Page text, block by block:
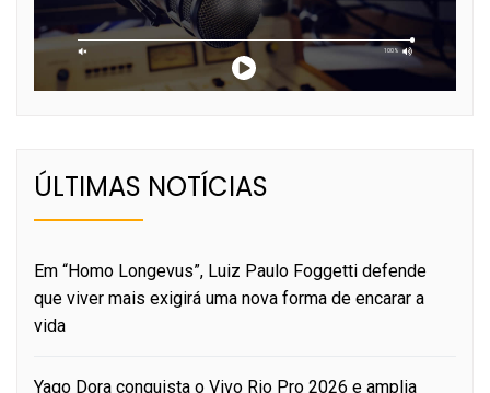
ÚLTIMAS NOTÍCIAS
Em “Homo Longevus”, Luiz Paulo Foggetti defende
que viver mais exigirá uma nova forma de encarar a
vida
Yago Dora conquista o Vivo Rio Pro 2026 e amplia